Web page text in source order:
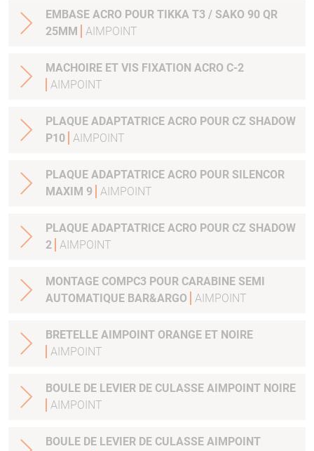
EMBASE ACRO POUR TIKKA T3 / SAKO 90 QR
25MM
AIMPOINT
MACHOIRE ET VIS FIXATION ACRO C-2
AIMPOINT
PLAQUE ADAPTATRICE ACRO POUR CZ SHADOW
P10 AIMPOINT
PLAQUE ADAPTATRICE ACRO POUR SILENCOR
MAXIM 9
AIMPOINT
PLAQUE ADAPTATRICE ACRO POUR CZ SHADOW
2 AIMPOINT
MONTAGE COMPC3 POUR CARABINE SEMI
AUTOMATIQUE BAR&ARGO
AIMPOINT
BRETELLE AIMPOINT ORANGE ET NOIRE
AIMPOINT
BOULE DE LEVIER DE CULASSE AIMPOINT NOIRE
AIMPOINT
BOULE DE LEVIER DE CULASSE AIMPOINT